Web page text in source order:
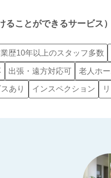
ことができるサービス
業歴10年以上のスタッフ多数
出張・遠方対応可 老人ホ
あり インスペクション